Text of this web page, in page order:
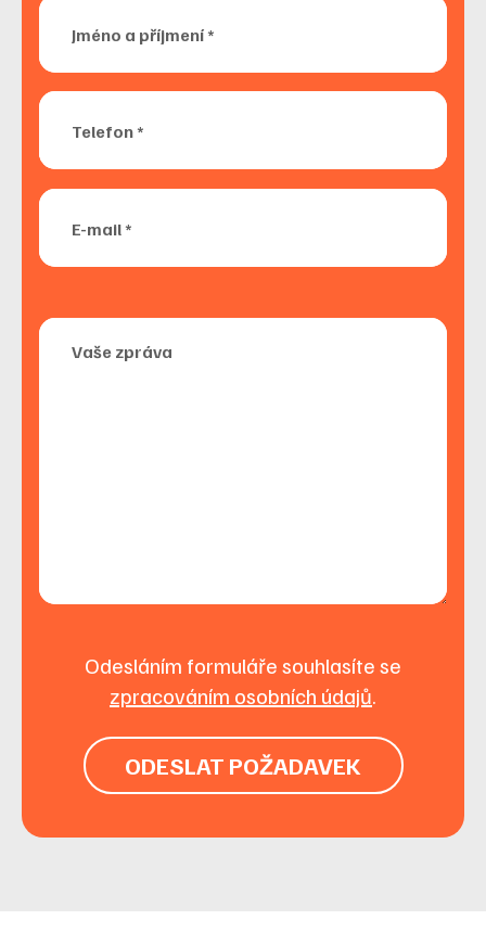
Jméno a příjmení *
Telefon *
E-mail *
Vaše zpráva
Odesláním formuláře souhlasíte se
zpracováním osobních údajů.
ODESLAT POŽADAVEK